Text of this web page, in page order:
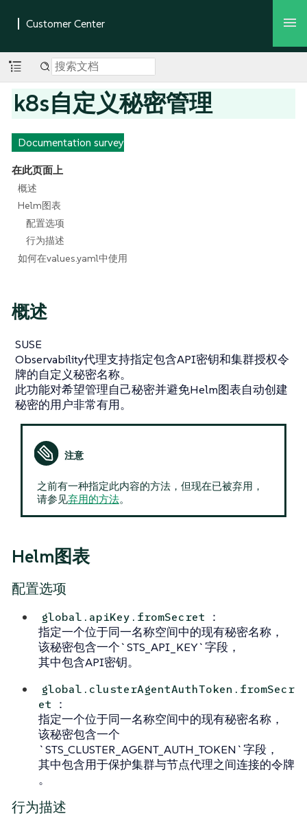
k8s自定义秘密管理
Documentation survey
在此页面上
概述
Helm图表
配置选项
行为描述
如何在values.yaml中使用
概述
SUSE
Observability代理支持指定包含API密钥和集群授权令
牌的自定义秘密名称。
此功能对希望管理自己秘密并避免Helm图表自动创建
秘密的用户非常有用。
之前有一种指定此内容的方法，但现在已被弃用，
请参见弃用的方法。
Helm图表
配置选项
global.apiKey.fromSecret
：
指定一个位于同一名称空间中的现有秘密名称，
该秘密包含一个`STS_API_KEY`字段，
其中包含API密钥。
global.clusterAgentAuthToken.fromSecr
et
：
指定一个位于同一名称空间中的现有秘密名称，
该秘密包含一个
`STS_CLUSTER_AGENT_AUTH_TOKEN`字段，
其中包含用于保护集群与节点代理之间连接的令牌
。
行为描述